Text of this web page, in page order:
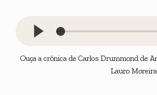
Ouça a crônica de Carlos Drummond de
Lauro